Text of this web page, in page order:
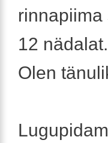
12 nädalat.
Olen